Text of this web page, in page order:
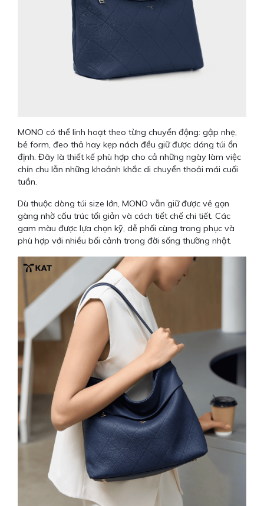
MONO có thể linh hoạt theo từng chuyển động: gập nhẹ,
bẻ form, đeo thả hay kẹp nách đều giữ được dáng túi ổn
định. Đây là thiết kế phù hợp cho cả những ngày làm việc
chỉn chu lẫn những khoảnh khắc di chuyển thoải mái cuối
tuần.
Dù thuộc dòng túi size lớn, MONO vẫn giữ được vẻ gọn
gàng nhờ cấu trúc tối giản và cách tiết chế chi tiết. Các
gam màu được lựa chọn kỹ, dễ phối cùng trang phục và
phù hợp với nhiều bối cảnh trong đời sống thường nhật.